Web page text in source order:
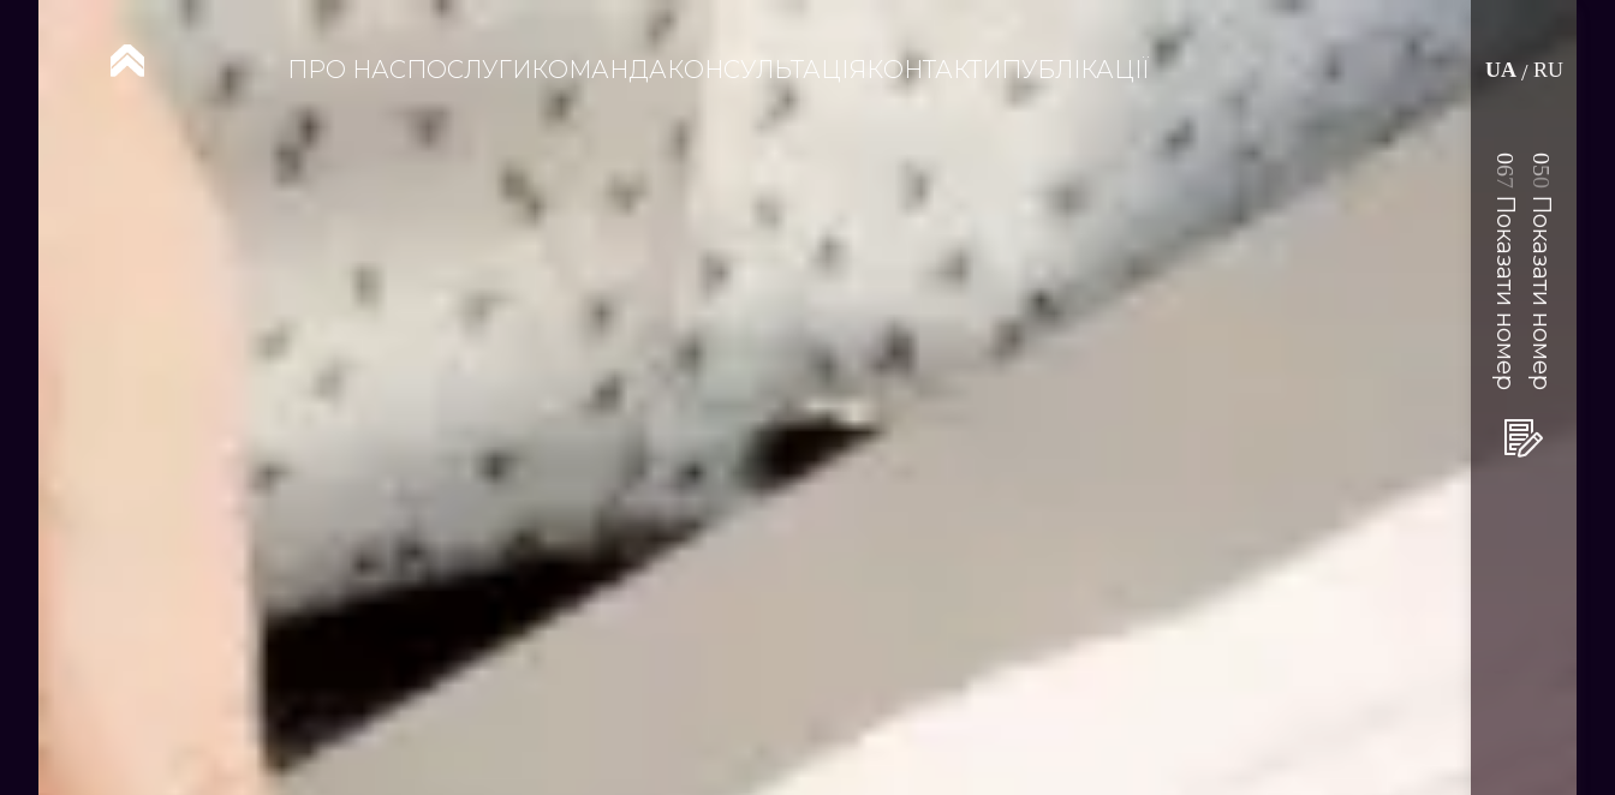
ПРО НАС ПОСЛУГИ КОМАНДА КОНСУЛЬТАЦІЯ КОНТАКТИ ПУБЛІКАЦІЇ UA / RU
0
5
0
Показати номер
0
6
7
Показати номер